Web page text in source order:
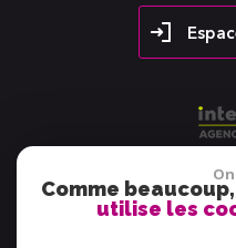
Comme
utilise les